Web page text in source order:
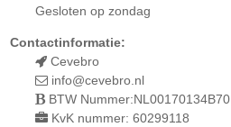
Gesloten op zondag
Contactinformatie:
Cevebro
info@cevebro.nl
BTW Nummer:NL00170134B70
KvK nummer: 60299118